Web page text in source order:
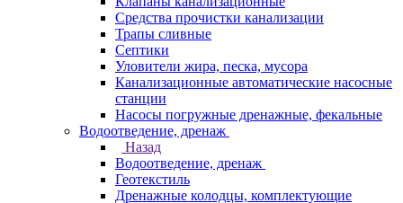
Средства прочистки канализации
Трапы сливные
Септики
Уловители жира, песка, мусора
Канализационные автоматические насосные
станции
Насосы погружные дренажные, фекальные
Водоотведение, дренаж
Назад
Водоотведение, дренаж
Геотекстиль
Дренажные колодцы, комплектующие